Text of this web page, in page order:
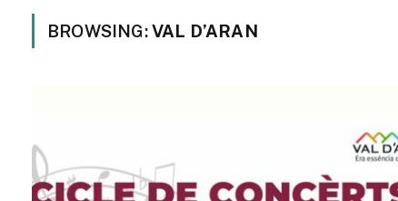
BROWSING:VAL D’ARAN